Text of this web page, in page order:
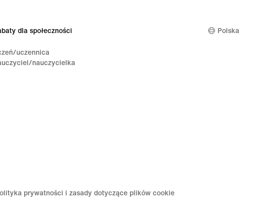
dla społeczności
uczennica
nauczycielka
Polska
prywatności i zasady dotyczące plików cookie